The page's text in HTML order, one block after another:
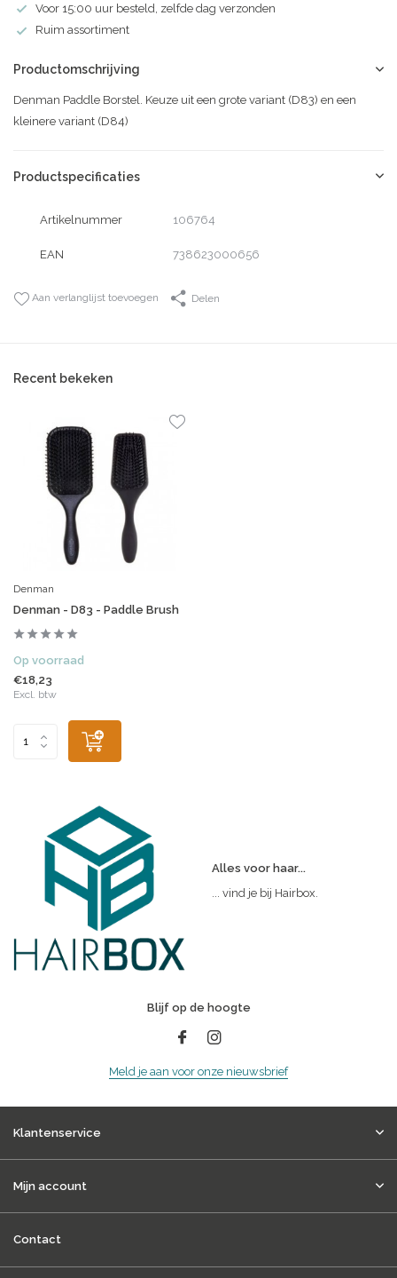
Voor 15:00 uur besteld, zelfde dag verzonden
Ruim assortiment
Productomschrijving
Denman Paddle Borstel. Keuze uit een grote variant (D83) en een
kleinere variant (D84)
Productspecificaties
Artikelnummer 106764
EAN 738623000656
Aan verlanglijst toevoegen Delen
Recent bekeken
Denman
Denman - D83 - Paddle Brush
Op voorraad
€18,23
Excl. btw
Alles voor haar...
... vind je bij Hairbox.
Blijf op de hoogte
Meld je aan voor onze nieuwsbrief
Klantenservice
Mijn account
Contact